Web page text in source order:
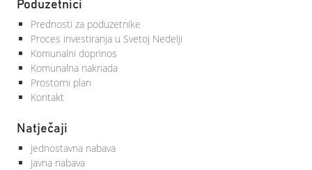
Poduzetnici
Prednosti za poduzetnike
Proces investiranja u Svetoj Nedelji
Komunalni doprinos
Komunalna naknada
Prostorni plan
Kontakt
Natječaji
Jednostavna nabava
Javna nabava